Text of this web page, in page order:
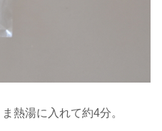
熱湯に入れて約4分。